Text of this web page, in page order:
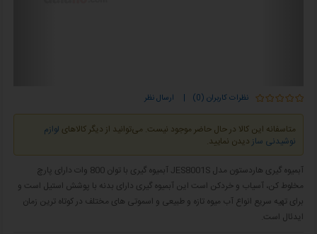
نظرات کاربران (0) | ارسال نظر
متاسفانه این کالا در حال حاضر موجود نیست. می‌توانید از دیگر کالاهای لوازم
نوشیدنی ساز دیدن نمایید.
آبمیوه گیری هاردستون مدل JES8001S آبمیوه گیری با توان 800 وات دارای پارچ
مخلوط کن، آسیاب و خردکن است این آبمیوه گیری دارای بدنه با پوشش استیل است و
برای تهیه سریع انواع آب میوه تازه و طبیعی و اسموتی های مختلف در کوتاه ترین زمان
ایدئال است.